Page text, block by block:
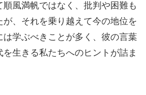
順風満帆ではなく、批判や困難も
、それを乗り越えて今の地位を
は学ぶべきことが多く、彼の言葉
生きる私たちへのヒントが詰ま